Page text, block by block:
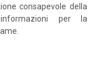
consapevole della
per la